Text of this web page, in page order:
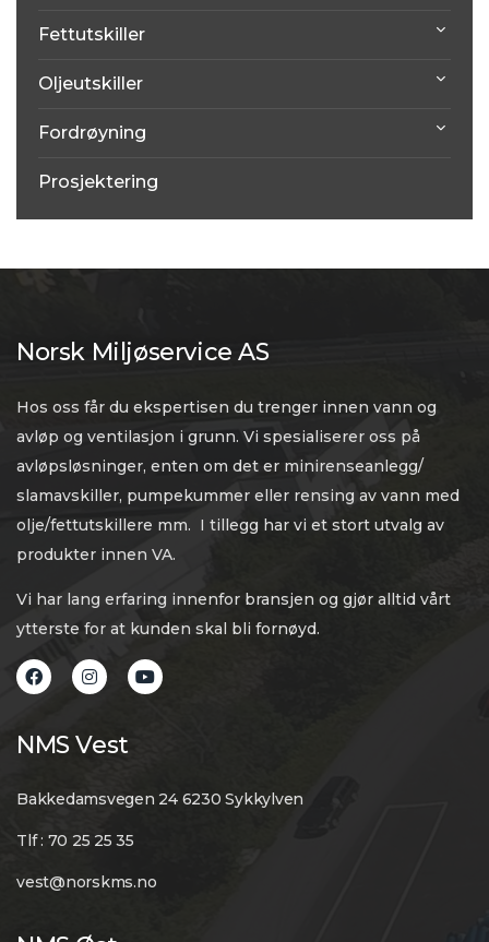
Fettutskiller
Oljeutskiller
Fordrøyning
Prosjektering
Norsk Miljøservice AS
Hos oss får du ekspertisen du trenger innen vann og
avløp og ventilasjon i grunn. Vi spesialiserer oss på
avløpsløsninger, enten om det er minirenseanlegg/
slamavskiller, pumpekummer eller rensing av vann med
olje/fettutskillere mm. I tillegg har vi et stort utvalg av
produkter innen VA.
Vi har lang erfaring innenfor bransjen og gjør alltid vårt
ytterste for at kunden skal bli fornøyd.
NMS Vest
Bakkedamsvegen 24 6230 Sykkylven
Tlf : 70 25 25 35
vest@norskms.no